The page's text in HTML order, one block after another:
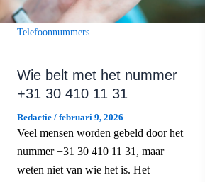
Telefoonnummers
Wie belt met het nummer
+31 30 410 11 31
Redactie / februari 9, 2026
Veel mensen worden gebeld door het
nummer +31 30 410 11 31, maar
weten niet van wie het is. Het